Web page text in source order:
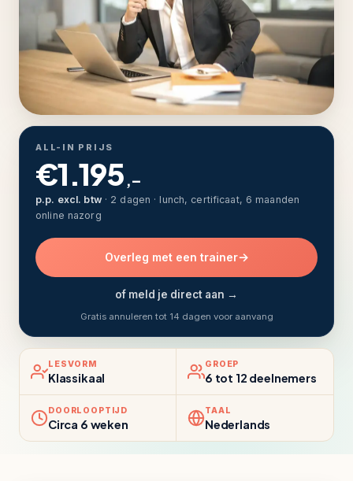
ALL-IN PRIJS
€1.195 ,–
p.p. excl. btw· 2 dagen · lunch, certificaat, 6 maanden
online nazorg
Overleg met een trainer
of meld je direct aan →
Gratis annuleren tot 14 dagen voor aanvang
LESVORM
Klassikaal
GROEP
6 tot 12 deelnemers
DOORLOOPTIJD
Circa 6 weken
TAAL
Nederlands